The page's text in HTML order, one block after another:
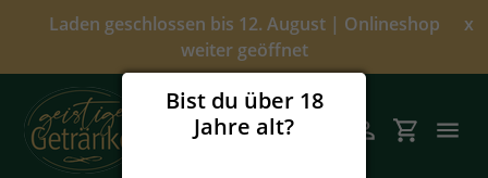
Bist du über 18
Jahre alt?
Laden geschlossen bis 12. August | Onlineshop
weiter geöffnet
x
SuchenEinloggen